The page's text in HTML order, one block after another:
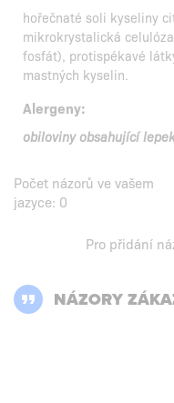
hořečnaté soli kyseliny
mikrokrystalická
fosfát), protispékavé
mastných kyselin.
Alergeny:
obiloviny obsahující
Počet názorů ve vašem
jazyce: 0
Pro přidání
NÁZORY